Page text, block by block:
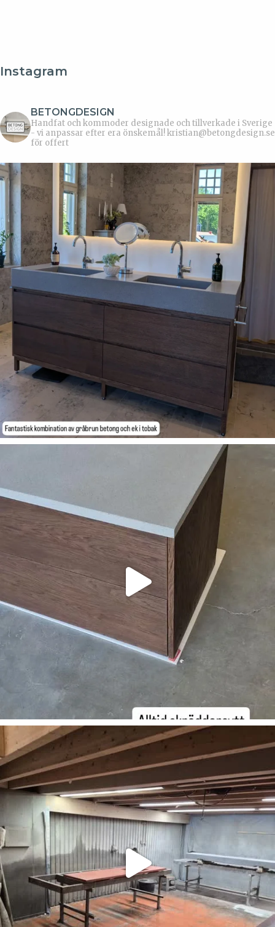
Instagram
BETONGDESIGN
Handfat och kommoder designade och tillverkade i Sverige
- vi anpassar efter era önskemål!kristian@betongdesign.se
för offert